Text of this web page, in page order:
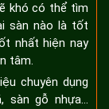
khó có thể tìm
sàn nào là tốt
nhất hiện nay
tâm.
chuyên dụng
sàn gỗ nhựa…